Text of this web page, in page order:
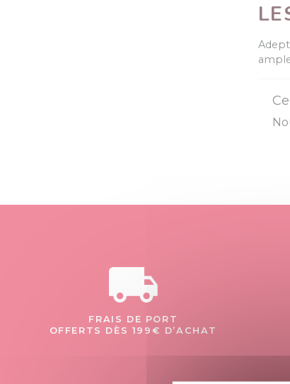
FRAIS DE PORT
OFFERTS DÈS 199€ D’ACHAT